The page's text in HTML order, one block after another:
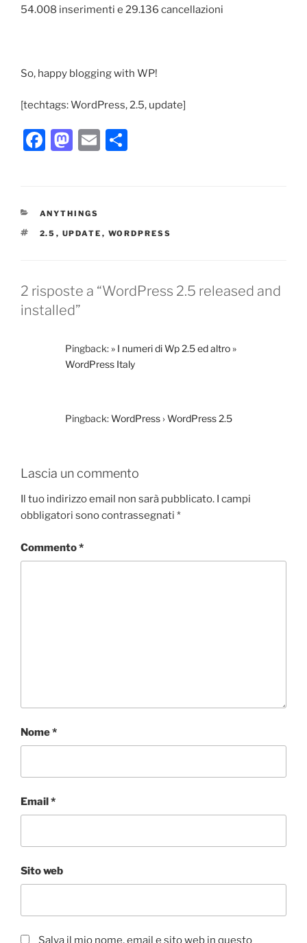
54.008 inserimenti e 29.136 cancellazioni
So, happy blogging with WP!
[techtags: WordPress, 2.5, update]
F
e
b
k
M
o
d
E
vi
CATEGORIE
ANYTHINGS
TAG
2.5 , UPDATE , WORDPRESS
2 risposte a “WordPress 2.5 released and
installed”
Pingback: » I numeri di Wp 2.5 ed altro »
WordPress Italy
Pingback:WordPress › WordPress 2.5
Lascia un commento
Il tuo indirizzo email non sarà pubblicato. I campi
obbligatori sono contrassegnati *
Commento*
Nome*
Email*
Sito web
Salva il mio nome, email e sito web in questo